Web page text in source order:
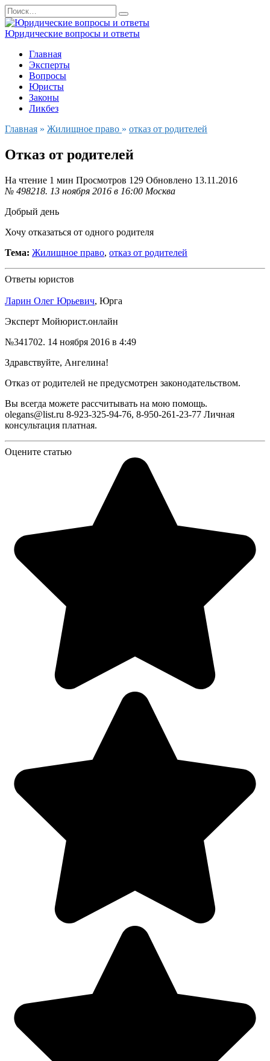
Перейти
к
содержанию
Search
for:
Юридические вопросы и ответы
Главная
Эксперты
Вопросы
Юристы
Законы
Ликбез
Главная » Жилищное право » отказ от родителей
Отказ от родителей
На чтение 1 мин Просмотров 129 Обновлено 13.11.2016
№ 498218. 13 ноября 2016 в 16:00 Москва
Добрый день
Хочу отказаться от одного родителя
Тема: Жилищное право, отказ от родителей
Ответы юристов
Ларин Олег Юрьевич, Юрга
Эксперт Мойюрист.онлайн
№341702. 14 ноября 2016 в 4:49
Здравствуйте, Ангелина!
Отказ от родителей не предусмотрен законодательством.
Вы всегда можете рассчитывать на мою помощь.
olegans@list.ru 8-923-325-94-76, 8-950-261-23-77 Личная
консультация платная.
Оцените статью